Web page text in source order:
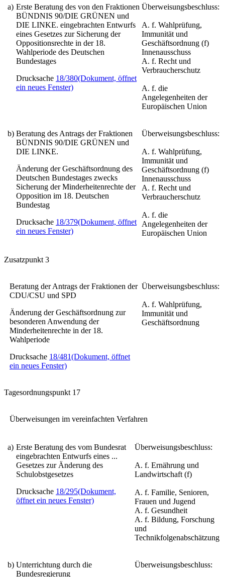
a) Erste Beratung des von den Fraktionen
BÜNDNIS 90/DIE GRÜNEN und
DIE LINKE. eingebrachten Entwurfs
eines Gesetzes zur Sicherung der
Oppositionsrechte in der 18.
Wahlperiode des Deutschen
Bundestages
Drucksache 18/380(Dokument, öffnet
ein neues Fenster)
Überweisungsbeschluss:
A. f. Wahlprüfung,
Immunität und
Geschäftsordnung (f)
Innenausschuss
A. f. Recht und
Verbraucherschutz
A. f. die
Angelegenheiten der
Europäischen Union
b) Beratung des Antrags der Fraktionen
BÜNDNIS 90/DIE GRÜNEN und
DIE LINKE.
Änderung der Geschäftsordnung des
Deutschen Bundestages zwecks
Sicherung der Minderheitenrechte der
Opposition im 18. Deutschen
Bundestag
Drucksache 18/379(Dokument, öffnet
ein neues Fenster)
Überweisungsbeschluss:
A. f. Wahlprüfung,
Immunität und
Geschäftsordnung (f)
Innenausschuss
A. f. Recht und
Verbraucherschutz
A. f. die
Angelegenheiten der
Europäischen Union
Zusatzpunkt 3
Beratung der Antrags der Fraktionen der
CDU/CSU und SPD
Änderung der Geschäftsordnung zur
besonderen Anwendung der
Minderheitenrechte in der 18.
Wahlperiode
Drucksache 18/481(Dokument, öffnet
ein neues Fenster)
Überweisungsbeschluss:
A. f. Wahlprüfung,
Immunität und
Geschäftsordnung
Tagesordnungspunkt 17
Überweisungen im vereinfachten Verfahren
a) Erste Beratung des vom Bundesrat
eingebrachten Entwurfs eines ...
Gesetzes zur Änderung des
Schulobstgesetzes
Drucksache 18/295(Dokument,
öffnet ein neues Fenster)
Überweisungsbeschluss:
A. f. Ernährung und
Landwirtschaft (f)
A. f. Familie, Senioren,
Frauen und Jugend
A. f. Gesundheit
A. f. Bildung, Forschung
und
Technikfolgenabschätzung
b) Unterrichtung durch die
Bundesregierung
Überweisungsbeschluss: